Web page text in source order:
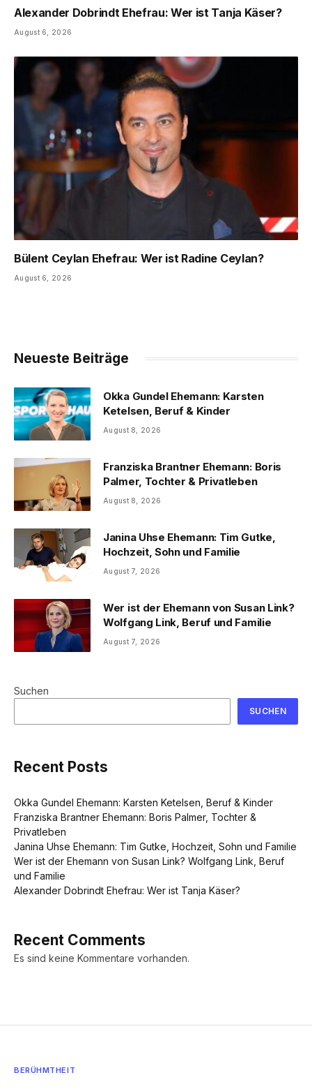
Alexander Dobrindt Ehefrau: Wer ist Tanja Käser?
August 6, 2026
Bülent Ceylan Ehefrau: Wer ist Radine Ceylan?
August 6, 2026
Neueste Beiträge
Okka Gundel Ehemann: Karsten
Ketelsen, Beruf & Kinder
August 8, 2026
Franziska Brantner Ehemann: Boris
Palmer, Tochter & Privatleben
August 8, 2026
Janina Uhse Ehemann: Tim Gutke,
Hochzeit, Sohn und Familie
August 7, 2026
Wer ist der Ehemann von Susan Link?
Wolfgang Link, Beruf und Familie
August 7, 2026
Suchen
SUCHEN
Recent Posts
Okka Gundel Ehemann: Karsten Ketelsen, Beruf & Kinder
Franziska Brantner Ehemann: Boris Palmer, Tochter &
Privatleben
Janina Uhse Ehemann: Tim Gutke, Hochzeit, Sohn und Familie
Wer ist der Ehemann von Susan Link? Wolfgang Link, Beruf
und Familie
Alexander Dobrindt Ehefrau: Wer ist Tanja Käser?
Recent Comments
Es sind keine Kommentare vorhanden.
BERÜHMTHEIT